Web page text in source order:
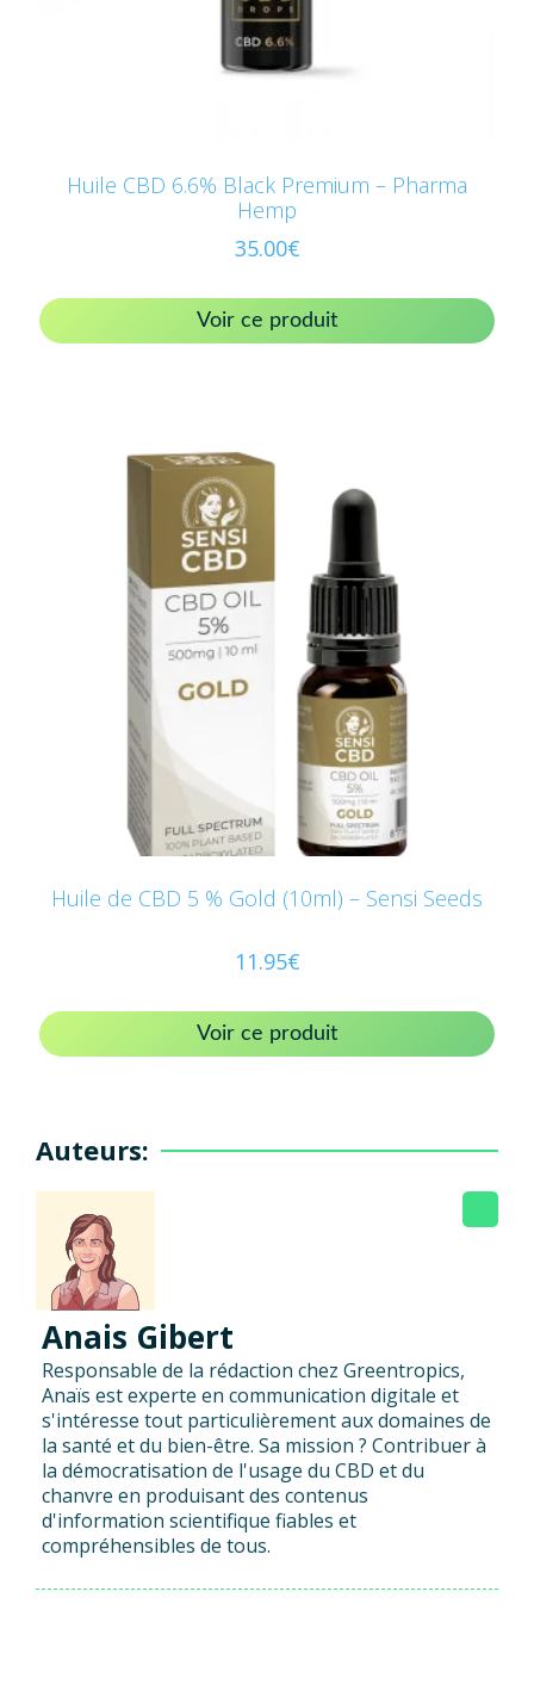
Huile CBD 6.6% Black Premium – Pharma
Hemp
35.00€
Voir ce produit
Huile de CBD 5 % Gold (10ml) – Sensi Seeds
11.95€
Voir ce produit
Auteurs:
Anais Gibert
Responsable de la rédaction chez Greentropics,
Anaïs est experte en communication digitale et
s'intéresse tout particulièrement aux domaines de
la santé et du bien-être. Sa mission ? Contribuer à
la démocratisation de l'usage du CBD et du
chanvre en produisant des contenus
d'information scientifique fiables et
compréhensibles de tous.